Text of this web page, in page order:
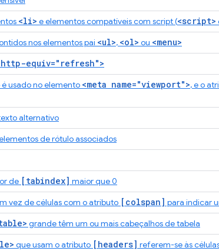
<li> e elementos compatíveis com script (<script>
nos elementos pai <ul>, <ol> ou <menu>
http-equiv="refresh">
é usado no elemento <meta name="viewport">, e o
alternativo
de rótulo associados
de [tabindex] maior que 0
vez de células com o atributo [colspan] para indicar
grande têm um ou mais cabeçalhos de tabela
que usam o atributo [headers] referem-se às